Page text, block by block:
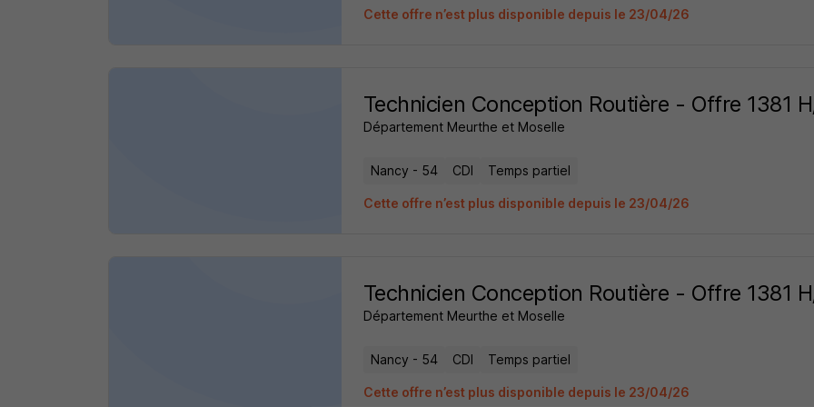
Cette offre n’est plus disponible depuis le 23/04/26
Technicien Conception Routière - Offre 1381
Département Meurthe et Moselle
Nancy - 54 CDI Temps partiel
Cette offre n’est plus disponible depuis le 23/04/26
Technicien Conception Routière - Offre 1381
Département Meurthe et Moselle
Nancy - 54 CDI Temps partiel
Cette offre n’est plus disponible depuis le 23/04/26